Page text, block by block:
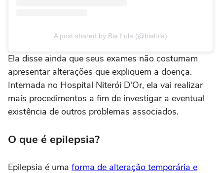
A post shared by Bia Lula (@bialula)
Ela disse ainda que seus exames não costumam
apresentar alterações que expliquem a doença.
Internada no Hospital Niterói D'Or, ela vai realizar
mais procedimentos a fim de investigar a eventual
existência de outros problemas associados.
O que é epilepsia?
Epilepsia é uma forma de alteração temporária e